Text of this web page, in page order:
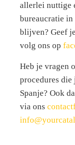
allerlei nuttige
bureaucratie in
blijven? Geef
volg ons op
Heb je vragen
procedures die
Spanje? Ook
via ons